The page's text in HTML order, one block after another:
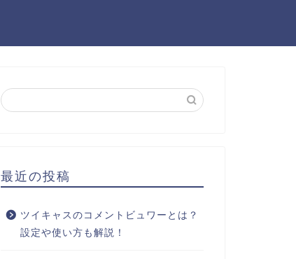
最近の投稿
ツイキャスのコメントビュワーとは？
設定や使い方も解説！